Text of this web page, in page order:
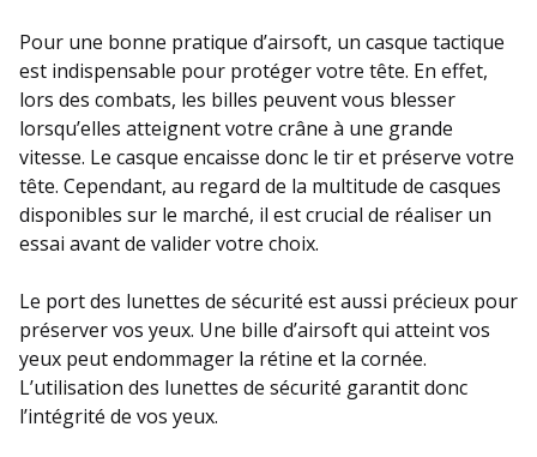
Pour une bonne pratique d’airsoft, un casque tactique
est indispensable pour protéger votre tête. En effet,
lors des combats, les billes peuvent vous blesser
lorsqu’elles atteignent votre crâne à une grande
vitesse. Le casque encaisse donc le tir et préserve votre
tête. Cependant, au regard de la multitude de casques
disponibles sur le marché, il est crucial de réaliser un
essai avant de valider votre choix.
Le port des lunettes de sécurité est aussi précieux pour
préserver vos yeux. Une bille d’airsoft qui atteint vos
yeux peut endommager la rétine et la cornée.
L’utilisation des lunettes de sécurité garantit donc
l’intégrité de vos yeux.